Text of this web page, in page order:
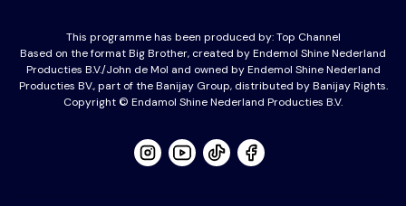
This programme has been produced by:Top Channel
Based on the format Big Brother, created by Endemol Shine Nederland
Producties B.V./John de Mol and owned by Endemol Shine Nederland
Producties BV., part of the Banijay Group, distributed by Banijay Rights.
Copyright © Endamol Shine Nederland Producties B.V.